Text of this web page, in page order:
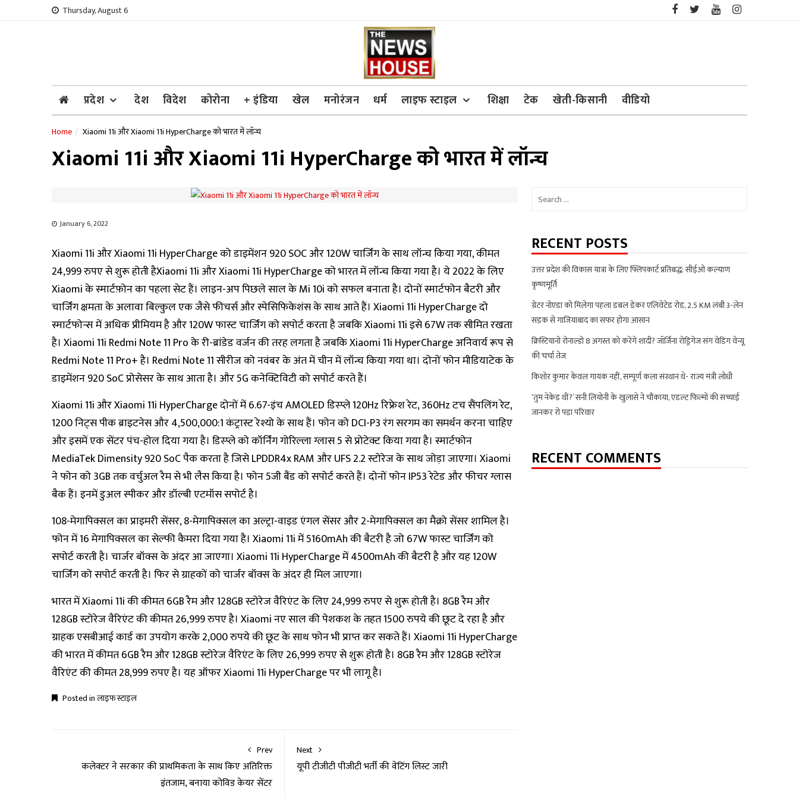
Thursday, August 6
प्रदेश देश विदेश कोरोना + इंडिया खेल मनोरंजन धर्म लाइफ स्टाइल शिक्षा टेक खेती-किसानी वीडियो
Home Xiaomi 11i और Xiaomi 11i HyperCharge को भारत में लॉन्च
Xiaomi 11i और Xiaomi 11i HyperCharge को भारत में लॉन्च
January 6, 2022
Xiaomi 11i और Xiaomi 11i HyperCharge को डाइमेंशन 920 SOC और 120W चार्जिंग के साथ लॉन्च किया गया, कीमत
24,999 रुपए से शुरू होती हैXiaomi 11i और Xiaomi 11i HyperCharge को भारत में लॉन्च किया गया है। ये 2022 के लिए
Xiaomi के स्मार्टफ़ोन का पहला सेट हैं। लाइन-अप पिछले साल के Mi 10i को सफल बनाता है। दोनों स्मार्टफोन बैटरी और
चार्जिंग क्षमता के अलावा बिल्कुल एक जैसे फीचर्स और स्पेसिफिकेशंस के साथ आते हैं। Xiaomi 11i HyperCharge दो
स्मार्टफोन्स में अधिक प्रीमियम है और 120W फास्ट चार्जिंग को सपोर्ट करता है जबकि Xiaomi 11i इसे 67W तक सीमित रखता
है। Xiaomi 11i Redmi Note 11 Pro के री-ब्रांडेड वर्जन की तरह लगता है जबकि Xiaomi 11i HyperCharge अनिवार्य रूप से
Redmi Note 11 Pro+ है। Redmi Note 11 सीरीज को नवंबर के अंत में चीन में लॉन्च किया गया था। दोनों फोन मीडियाटेक के
डाइमेंशन 920 SoC प्रोसेसर के साथ आता है। और 5G कनेक्टिविटी को सपोर्ट करते हैं।
Xiaomi 11i और Xiaomi 11i HyperCharge दोनों में 6.67-इंच AMOLED डिस्प्ले 120Hz रिफ्रेश रेट, 360Hz टच सैंपलिंग रेट,
1200 निट्स पीक ब्राइटनेस और 4,500,000:1 कंट्रास्ट रेश्यो के साथ हैं। फोन को DCI-P3 रंग सरगम ​​​​का समर्थन करना चाहिए
और इसमें एक सेंटर पंच-होल दिया गया है। डिस्प्ले को कॉर्निंग गोरिल्ला ग्लास 5 से प्रोटेक्ट किया गया है। स्मार्टफोन
MediaTek Dimensity 920 SoC पैक करता है जिसे LPDDR4x RAM और UFS 2.2 स्टोरेज के साथ जोड़ा जाएगा। Xiaomi
ने फोन को 3GB तक वर्चुअल रैम से भी लैस किया है। फोन 5जी बैंड को सपोर्ट करते हैं। दोनों फोन IP53 रेटेड और फीचर ग्लास
बैक हैं। इनमें डुअल स्पीकर और डॉल्बी एटमॉस सपोर्ट है।
108-मेगापिक्सल का प्राइमरी सेंसर, 8-मेगापिक्सल का अल्ट्रा-वाइड एंगल सेंसर और 2-मेगापिक्सल का मैक्रो सेंसर शामिल है।
फोन में 16 मेगापिक्सल का सेल्फी कैमरा दिया गया है। Xiaomi 11i में 5160mAh की बैटरी है जो 67W फास्ट चार्जिंग को
सपोर्ट करती है। चार्जर बॉक्स के अंदर आ जाएगा। Xiaomi 11i HyperCharge में 4500mAh की बैटरी है और यह 120W
चार्जिंग को सपोर्ट करती है। फिर से ग्राहकों को चार्जर बॉक्स के अंदर ही मिल जाएगा।
भारत में Xiaomi 11i की कीमत 6GB रैम और 128GB स्टोरेज वैरिएंट के लिए 24,999 रुपए से शुरू होती है। 8GB रैम और
128GB स्टोरेज वैरिएंट की कीमत 26,999 रुपए है। Xiaomi नए साल की पेशकश के तहत 1500 रुपये की छूट दे रहा है और
ग्राहक एसबीआई कार्ड का उपयोग करके 2,000 रुपये की छूट के साथ फोन भी प्राप्त कर सकते हैं। Xiaomi 11i HyperCharge
की भारत में कीमत 6GB रैम और 128GB स्टोरेज वैरिएंट के लिए 26,999 रुपए से शुरू होती है। 8GB रैम और 128GB स्टोरेज
वैरिएंट की कीमत 28,999 रुपए है। यह ऑफर Xiaomi 11i HyperCharge पर भी लागू है।
Posted inलाइफ स्टाइल
Prev
कलेक्टर ने सरकार की प्राथमिकता के साथ किए अतिरिक्त
इंतजाम, बनाया कोविड केयर सेंटर
Next
यूपी टीजीटी पीजीटी भर्ती की वेटिंग लिस्ट जारी
Search
RECENT POSTS
उत्तर प्रदेश की विकास यात्रा के लिए फ्लिपकार्ट प्रतिबद्ध: सीईओ कल्याण
कृष्णमूर्ति
ग्रेटर नोएडा को मिलेगा पहला डबल डेकर एलिवेटेड रोड, 2.5 KM लंबी 3-लेन
सड़क से गाजियाबाद का सफर होगा आसान
क्रिस्टियानो रोनाल्डो 8 अगस्त को करेंगे शादी? जॉर्जिना रोड्रिगेज संग वेडिंग वेन्यू
की चर्चा तेज
किशोर कुमार केवल गायक नहीं, सम्पूर्ण कला संस्थान थे- राज्य मंत्री लोधी
‘तुम नेकेड थीं?’ सनी लियोनी के खुलासे ने चौंकाया, एडल्ट फिल्मों की सच्चाई
जानकर रो पड़ा परिवार
RECENT COMMENTS